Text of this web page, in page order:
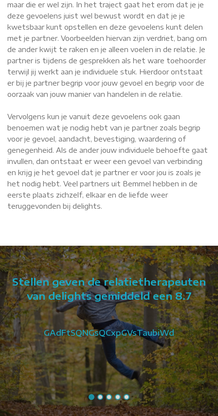
maar die er wel zijn. In het traject gaat het erom dat je je
deze gevoelens juist wel bewust wordt en dat je je
kwetsbaar kunt opstellen en deze gevoelens kunt delen
met je partner. Voorbeelden hiervan zijn verdriet, bang om
de ander kwijt te raken en je alleen voelen in de relatie. Je
partner is tijdens de gesprekken als het ware toehoorder
terwijl jij werkt aan je individuele stuk. Hierdoor ontstaat
er bij je partner begrip voor jouw gevoel en begrip voor de
oorzaak van jouw manier van handelen in de relatie.
Vervolgens kun je vanuit deze gevoelens ook gaan
benoemen wat je nodig hebt van je partner zoals begrip
voor je gevoel, aandacht, bevestiging, waardering of
genegenheid. Als de ander jouw individuele behoefte gaat
invullen, dan ontstaat er weer een gevoel van verbinding
en krijg je het gevoel dat je partner er voor jou is zoals je
het nodig hebt. Veel partners uit Bemmel hebben in de
eerste plaats zichzelf, elkaar en de liefde weer
teruggevonden bij delights.
Stellen geven de relatietherapeuten
van delights gemiddeld een 8.7
GAdFtSQNGsQCxpGVsTaubiWd